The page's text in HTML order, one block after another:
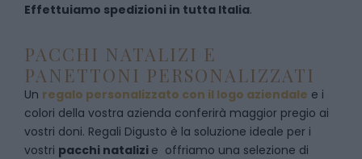
Effettuiamo spedizioni in tutta Italia.
PACCHI NATALIZI E
PANETTONI PERSONALIZZATI
Un regalo personalizzato con il logo aziendale e i
colori della vostra azienda conferirà maggior pregio ai
vostri doni. Regali Digusto è la soluzione ideale per i
vostri pacchi natalizi e offriamo una selezione di